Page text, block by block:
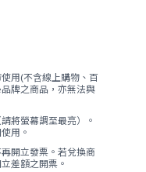
用(不含線上購物、百
牌之商品，亦無法與
將螢幕調至最亮）。
用。
開立發票。若兌換商
差額之開票。